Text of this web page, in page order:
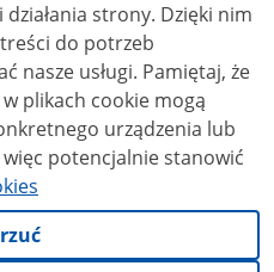
strony. Dzięki nim
do potrzeb
Pamiętaj, że
plikach cookie mogą
urządzenia lub
potencjalnie stanowić